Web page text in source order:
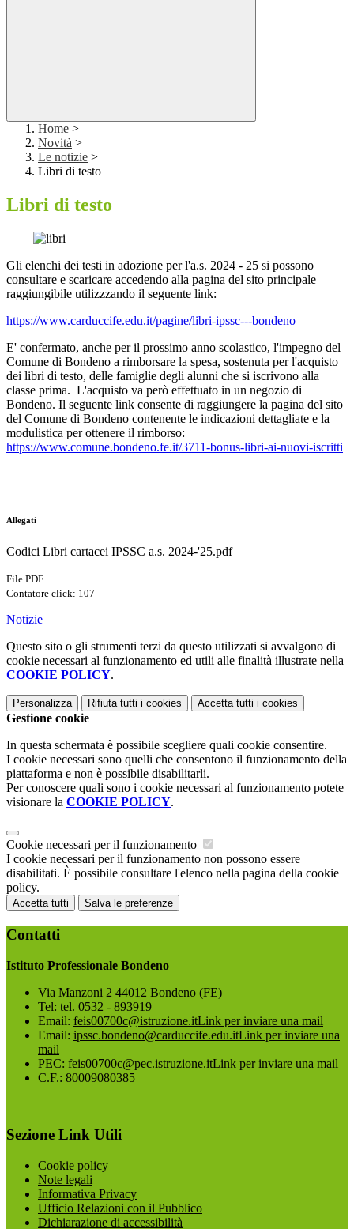
Home >
Novità >
Le notizie >
Libri di testo
Libri di testo
Gli elenchi dei testi in adozione per l'a.s. 2024 - 25 si possono
consultare e scaricare accedendo alla pagina del sito principale
raggiungibile utilizzzando il seguente link:
https://www.carduccife.edu.it/pagine/libri-ipssc---bondeno
E' confermato, anche per il prossimo anno scolastico, l'impegno del
Comune di Bondeno a rimborsare la spesa, sostenuta per l'acquisto
dei libri di testo, delle famiglie degli alunni che si iscrivono alla
classe prima. L'acquisto va però effettuato in un negozio di
Bondeno. Il seguente link consente di raggiungere la pagina del sito
del Comune di Bondeno contenente le indicazioni dettagliate e la
modulistica per ottenere il rimborso:
https://www.comune.bondeno.fe.it/3711-bonus-libri-ai-nuovi-iscritti
Allegati
Codici Libri cartacei IPSSC a.s. 2024-'25.pdf
File PDF
Contatore click: 107
Notizie
Questo sito o gli strumenti terzi da questo utilizzati si avvalgono di
cookie necessari al funzionamento ed utili alle finalità illustrate nella
COOKIE POLICY.
Personalizza Rifiuta tutti i cookies Accetta tutti i cookies
Gestione cookie
In questa schermata è possibile scegliere quali cookie consentire.
I cookie necessari sono quelli che consentono il funzionamento della
piattaforma e non è possibile disabilitarli.
Per conoscere quali sono i cookie necessari al funzionamento potete
visionare la COOKIE POLICY.
Cookie necessari per il funzionamento
I cookie necessari per il funzionamento non possono essere
disabilitati. È possibile consultare l'elenco nella pagina della cookie
policy.
Accetta tutti Salva le preferenze
Contatti
Istituto Professionale Bondeno
Via Manzoni 2 44012 Bondeno (FE)
Tel: tel. 0532 - 893919
Email: feis00700c@istruzione.itLink per inviare una mail
Email: ipssc.bondeno@carduccife.edu.itLink per inviare una
mail
PEC: feis00700c@pec.istruzione.itLink per inviare una mail
C.F.: 80009080385
Sezione Link Utili
Cookie policy
Note legali
Informativa Privacy
Ufficio Relazioni con il Pubblico
Dichiarazione di accessibilità